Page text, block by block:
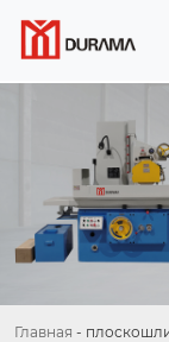
Главная -